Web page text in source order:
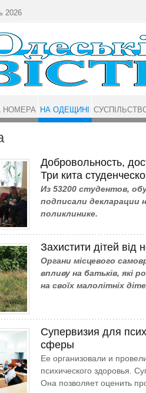
Добровольность,
Три кита
Из 53200 студентов,
подписали декларации
поликлинике.
Захистити дітей від
Органи місцевого
впливу на батьків, які
на своїх малолітніх
Супервизия для
сферы
Ее организовали и
психического здоровья.
Она позволяет оценить
2026
НОМЕРА НА ОДЕЩИНІ